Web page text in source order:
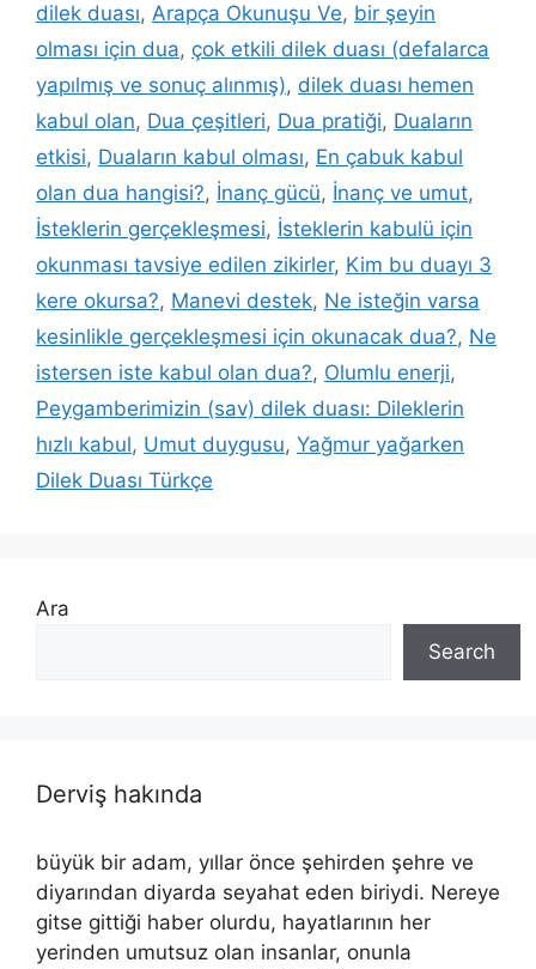
dilek duası, Arapça Okunuşu Ve, bir şeyin
olması için dua, çok etkili dilek duası (defalarca
yapılmış ve sonuç alınmış), dilek duası hemen
kabul olan, Dua çeşitleri, Dua pratiği, Duaların
etkisi, Duaların kabul olması, En çabuk kabul
olan dua hangisi?, İnanç gücü, İnanç ve umut,
İsteklerin gerçekleşmesi, İsteklerin kabulü için
okunması tavsiye edilen zikirler, Kim bu duayı 3
kere okursa?, Manevi destek, Ne isteğin varsa
kesinlikle gerçekleşmesi için okunacak dua?, Ne
istersen iste kabul olan dua?, Olumlu enerji,
Peygamberimizin (sav) dilek duası: Dileklerin
hızlı kabul, Umut duygusu, Yağmur yağarken
Dilek Duası Türkçe
Ara
Search
Derviş hakında
büyük bir adam, yıllar önce şehirden şehre ve
diyarından diyarda seyahat eden biriydi. Nereye
gitse gittiği haber olurdu, hayatlarının her
yerinden umutsuz olan insanlar, onunla